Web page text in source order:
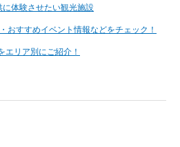
に体験させたい観光施設
おすすめイベント情報などをチェック！
エリア別にご紹介！